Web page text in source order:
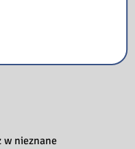
w nieznane